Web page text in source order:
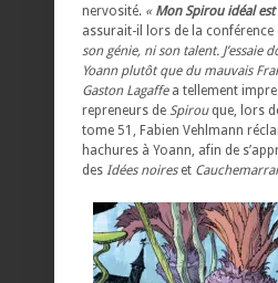
nervosité. « Mon Spirou idéal
assurait-il lors de la conférence
son génie, ni son talent. J’essaie
Yoann plutôt que du mauvais
Gaston Lagaffea tellement
repreneurs de Spirou que, lors
tome 51, Fabien Vehlmann
hachures à Yoann, afin de
des Idées noireset